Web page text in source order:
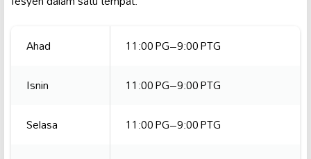
Ahad
11:00 PG–9:00 PTG
Isnin
11:00 PG–9:00 PTG
Selasa
11:00 PG–9:00 PTG